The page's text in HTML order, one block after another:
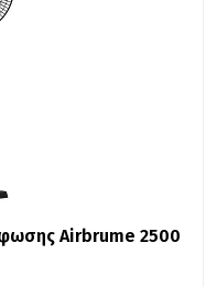
Airbrume 2500